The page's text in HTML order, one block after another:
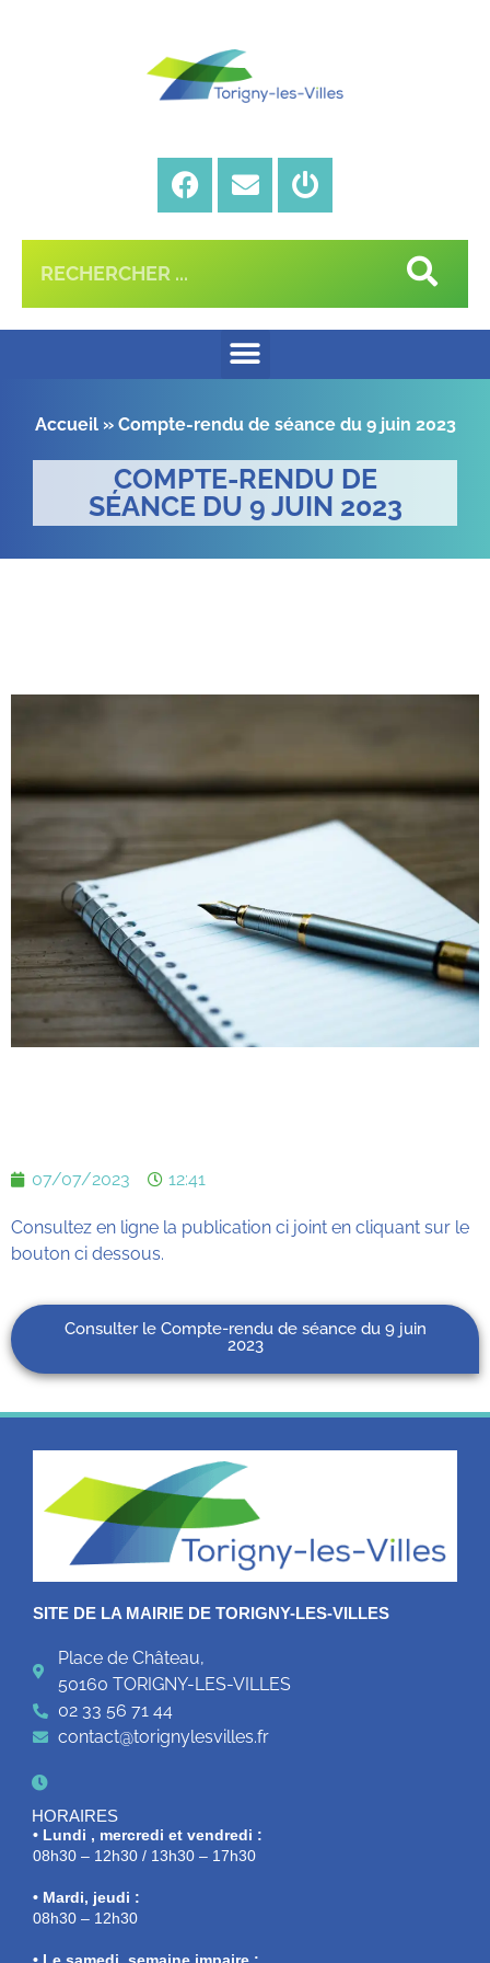
Accueil» Compte-rendu de séance du 9 juin 2023
COMPTE-RENDU DE
SÉANCE DU 9 JUIN 2023
07/07/2023 12:41
Consultez en ligne la publication ci joint en cliquant sur le
bouton ci dessous.
Consulter le Compte-rendu de séance du 9 juin
2023
SITE DE LA MAIRIE DE TORIGNY-LES-VILLES
Place de Château,
50160 TORIGNY-LES-VILLES
02 33 56 71 44
contact@torignylesvilles.fr
HORAIRES
• Lundi , mercredi et vendredi :
08h30 – 12h30 / 13h30 – 17h30
• Mardi, jeudi :
08h30 – 12h30